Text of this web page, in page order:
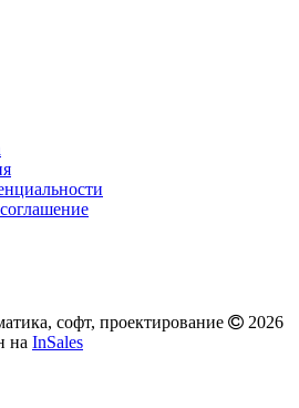
софт, проектирование
2026
на InSales